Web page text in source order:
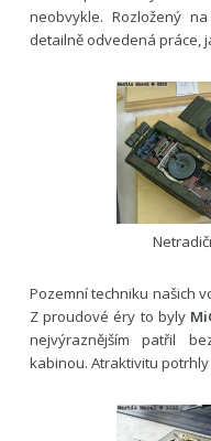
neobvykle. Rozložený
detailně odvedená práce,
Pozemní techniku našich
Z proudové éry to byly
nejvýraznějším patřil
kabinou. Atraktivitu